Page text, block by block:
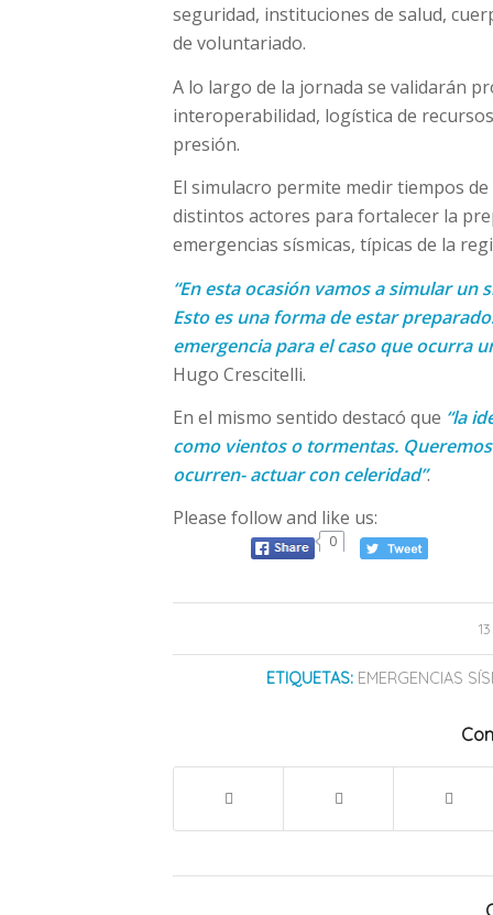
seguridad, instituciones de salud,
de voluntariado.
A lo largo de la jornada se validarán
interoperabilidad, logística de
presión.
El simulacro permite medir tiempos
distintos actores para fortalecer la
emergencias sísmicas, típicas de la
“En esta ocasión vamos a simular un
Esto es una forma de estar
emergencia para el caso que ocurra
Hugo Crescitelli.
En el mismo sentido destacó que “la
como vientos o tormentas.
ocurren- actuar con celeridad”.
Please follow and like us:
0
ETIQUETAS: EMERGENCIAS